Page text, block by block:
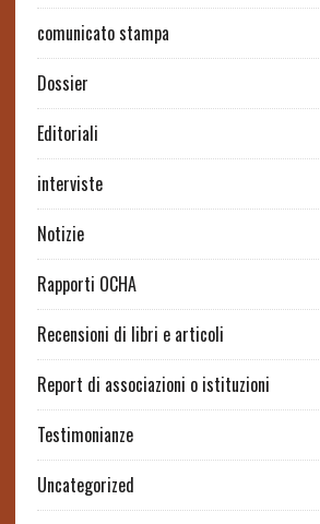
comunicato stampa
Dossier
Editoriali
interviste
Notizie
Rapporti OCHA
Recensioni di libri e articoli
Report di associazioni o istituzioni
Testimonianze
Uncategorized